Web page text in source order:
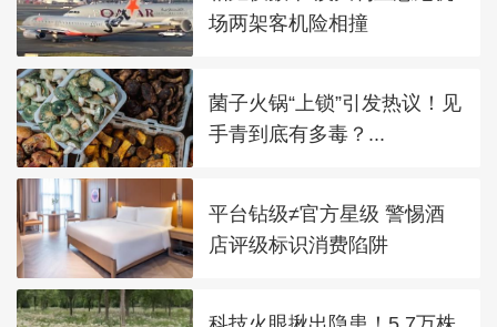
场两架客机险相撞
菌子火锅“上锁”引发热议！见
手青到底有多毒？...
平台钻级≠官方星级 警惕酒
店评级标识消费陷阱